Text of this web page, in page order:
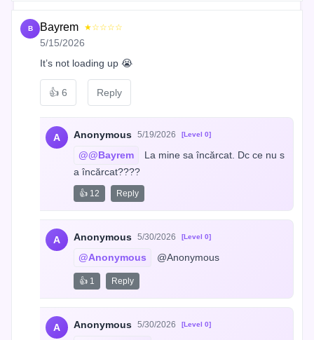
B Bayrem ★☆☆☆☆
5/15/2026
It’s not loading up 😭
👍 6 Reply
A Anonymous 5/19/2026 [Level 0]
@@Bayrem
La mine sa încărcat. Dc ce nu s
a încărcat????
👍 12 Reply
A Anonymous 5/30/2026 [Level 0]
@Anonymous @Anonymous
👍 1 Reply
A Anonymous 5/30/2026 [Level 0]